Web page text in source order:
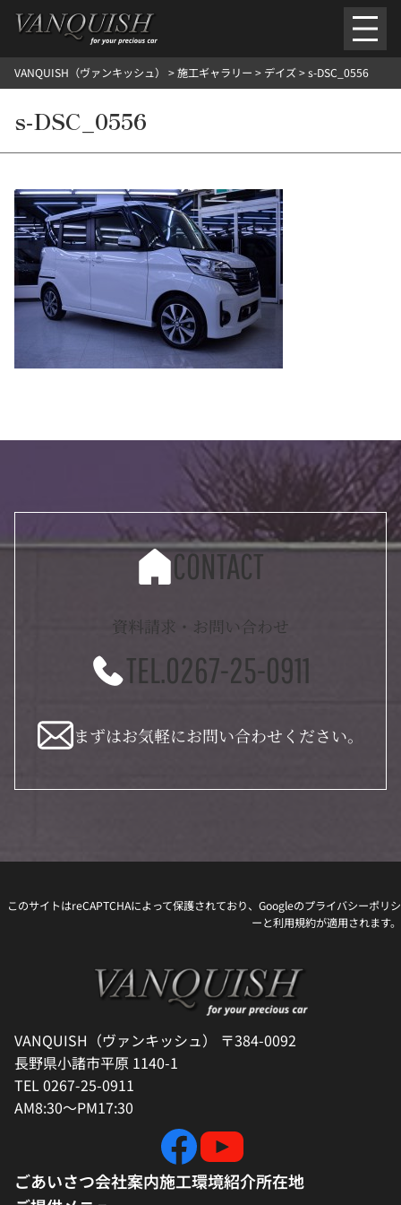
を
ごあいさつ 会社案内施工環境紹介所在地
外装のガラスコーティング施工料金
ヘッドライトクリーニング施工料金ルームクリーニング＆コーティング施工料金
プロテクションフィルムこだわり洗車
施工ギャラリー
PICKUP NOSTALGIC
お客さまの声お問い合わせ施工のご予約
VANQUISH（ヴァンキッシュ） >施工ギャラリー > デイズ>s-DSC_0556
s-DSC_0556
CONTACT
資料請求・お問い合わせ
TEL.0267-25-0911
まずはお気軽にお問い合わせください。
このサイトはreCAPTCHAによって保護されており、Googleのプライバシーポリシ
ーと利用規約が適用されます。
VANQUISH（ヴァンキッシュ） 〒384-0092
長野県小諸市平原 1140-1
TEL 0267-25-0911
AM8:30～PM17:30
ごあいさつ会社案内施工環境紹介所在地